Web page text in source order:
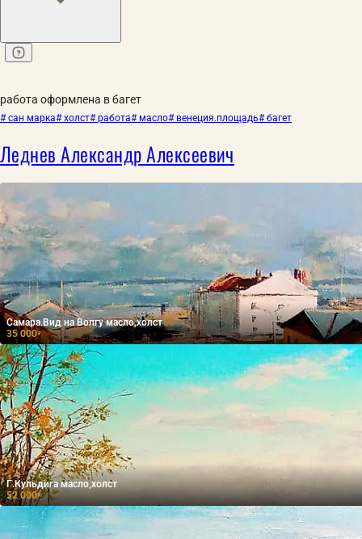
работа оформлена в багет
# сан марка# холст# работа# масло# венеция.площадь# багет
Леднев Александр Алексеевич
Самара.Вид на Волгу масло,холст
35 000₽
Г.Кульдига масло,холст
52 000₽